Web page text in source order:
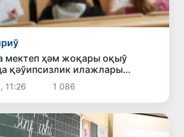
мектеп ҳәм жоқары оқыў
қәўипсизлик илажлары
11:26 1 086